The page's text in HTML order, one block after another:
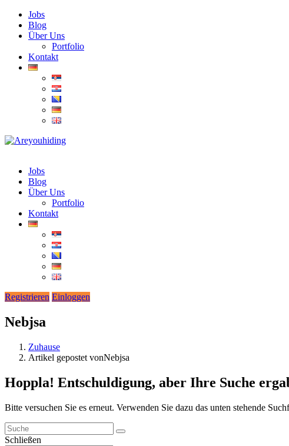
Jobs
Blog
Über Uns
Portfolio
Kontakt
Jobs
Blog
Über Uns
Portfolio
Kontakt
Registrieren Einloggen
Nebjsa
Zuhause
Artikel gepostet vonNebjsa
Hoppla! Entschuldigung, aber Ihre Suche
Bitte versuchen Sie es erneut. Verwenden Sie dazu das unten stehende
Schließen